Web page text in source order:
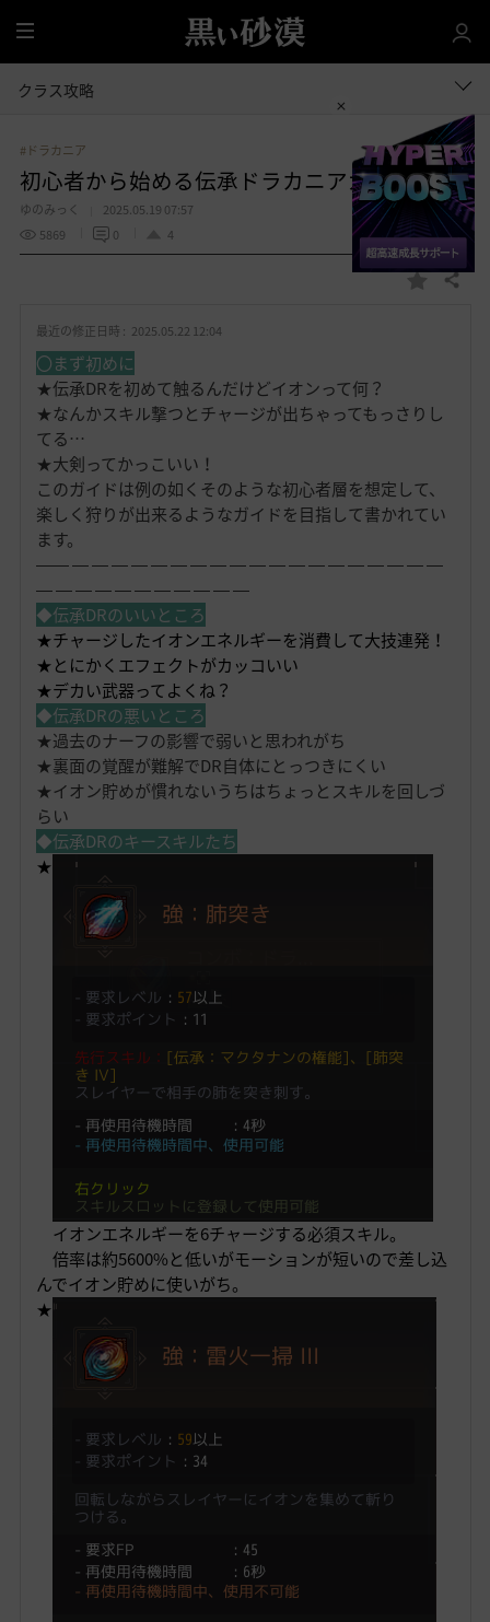
全
体
クラス攻略
#ドラカニア
初心者から始める伝承ドラカニアガイド
ゆのみっく
2025.05.19 07:57
5869
0 4
お 共有する
最近の修正日時 : 2025.05.22 12:04
〇まず初めに
★伝承DRを初めて触るんだけどイオンって何？
★なんかスキル撃つとチャージが出ちゃってもっさりし
てる…
★大剣ってかっこいい！
このガイドは例の如くそのような初心者層を想定して、
楽しく狩りが出来るようなガイドを目指して書かれてい
ます。
―― ― ― ― ― ― ― ― ― ― ― ― ― ― ― ― ― ― ― ―
― ― ― ― ― ― ― ― ― ― ―
◆伝承DRのいいところ
★チャージしたイオンエネルギーを消費して大技連発！
★とにかくエフェクトがカッコいい
★デカい武器ってよくね？
◆伝承DRの悪いところ
★過去のナーフの影響で弱いと思われがち
★裏面の覚醒が難解でDR自体にとっつきにくい
★イオン貯めが慣れないうちはちょっとスキルを回しづ
らい
◆伝承DRのキースキルたち
★
イオンエネルギーを6チャージする必須スキル。
倍率は約5600%と低いがモーションが短いので差し込
んでイオン貯めに使いがち。
★